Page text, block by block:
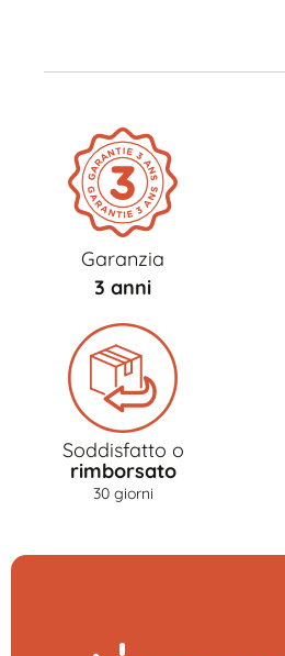
Garanzia
3 anni
Soddisfatto o
rimborsato
30 giorni